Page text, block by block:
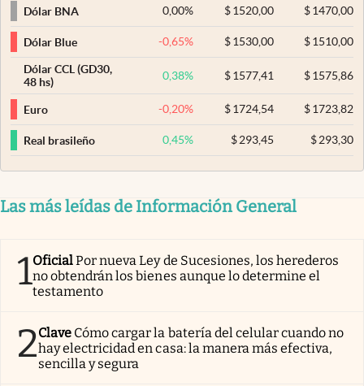
Dólar BNA
0,00% $ 1520,00 $1470,00
Dólar Blue -0,65% $ 1530,00 $1510,00
Dólar CCL (GD30,
48 hs)
0,38% $ 1577,41 $1575,86
Euro -0,20% $ 1724,54 $1723,82
Real brasileño 0,45% $293,45 $293,30
Las más leídas de Información General
1OficialPor nueva Ley de Sucesiones, los herederos
no obtendrán los bienes aunque lo determine el
testamento
2Clave Cómo cargar la batería del celular cuando no
hay electricidad en casa: la manera más efectiva,
sencilla y segura